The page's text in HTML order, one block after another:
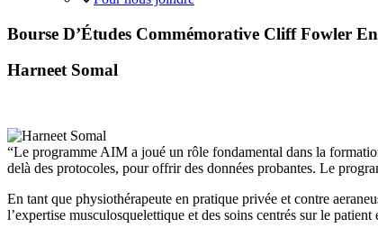
Bourse D’Études Commémorative Cliff Fowler
Harneet Somal
“Le programme AIM a joué un rôle fondamental dans la
delà des protocoles, pour offrir des données probantes. Le
En tant que physiothérapeute en pratique privée et contre
l’expertise musculosquelettique et des soins centrés sur le patient